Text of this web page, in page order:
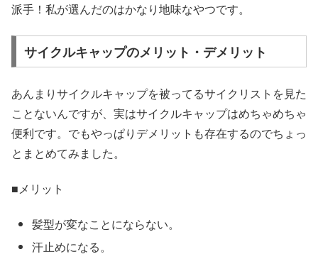
派手！私が選んだのはかなり地味なやつです。
サイクルキャップのメリット・デメリット
あんまりサイクルキャップを被ってるサイクリストを見た
ことないんですが、実はサイクルキャップはめちゃめちゃ
便利です。でもやっぱりデメリットも存在するのでちょっ
とまとめてみました。
■メリット
髪型が変なことにならない。
汗止めになる。